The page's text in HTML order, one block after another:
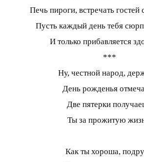
Печь пироги, встречать
Пусть каждый день тебя
И только прибавляется
***
Ну, честной народ,
День рожденья
Две пятерки
Ты за прожитую
Как ты хороша,